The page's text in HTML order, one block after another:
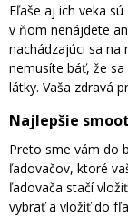
Fľaše aj ich veka
v ňom nenájdete
nachádzajúci sa na
nemusíte báť, že
látky. Vaša zdravá
Najlepšie
Preto sme vám do
ľadovačov, ktoré
ľadovača stačí
vybrať a vložiť do